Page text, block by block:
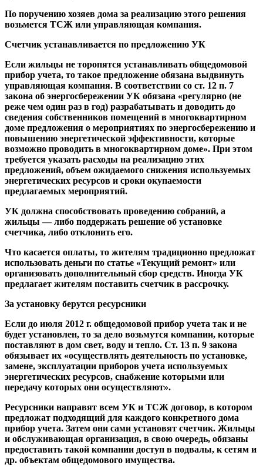
По поручению хозяев дома за реализацию этого решения
возьмется ТСЖ или управляющая компания.
Счетчик устанавливается по предложению УК
Если жильцы не торопятся устанавливать общедомовой
прибор учета, то такое предложение обязана выдвинуть
управляющая компания. В соответствии со ст. 12 п. 7
закона об энергосбережении УК обязана «регулярно (не
реже чем один раз в год) разрабатывать и доводить до
сведения собственников помещений в многоквартирном
доме предложения о мероприятиях по энергосбережению и
повышению энергетической эффективности, которые
возможно проводить в многоквартирном доме». При этом
требуется указать расходы на реализацию этих
предложений, объем ожидаемого снижения используемых
энергетических ресурсов и сроки окупаемости
предлагаемых мероприятий.
УК должна способствовать проведению собраний, а
жильцы — либо поддержать решение об установке
счетчика, либо отклонить его.
Что касается оплаты, то жителям традиционно предложат
использовать деньги по статье «Текущий ремонт» или
организовать дополнительный сбор средств. Иногда УК
предлагает жителям поставить счетчик в рассрочку.
За установку берутся ресурсники
Если до июля 2012 г. общедомовой прибор учета так и не
будет установлен, то за дело возьмутся компании, которые
поставляют в дом свет, воду и тепло. Ст. 13 п. 9 закона
обязывает их «осуществлять деятельность по установке,
замене, эксплуатации приборов учета используемых
энергетических ресурсов, снабжение которыми или
передачу которых они осуществляют».
Ресурсники направят всем УК и ТСЖ договор, в котором
предложат подходящий для каждого конкретного дома
прибор учета. Затем они сами установят счетчик. Жильцы
и обслуживающая организация, в свою очередь, обязаны
предоставить такой компании доступ в подвалы, к сетям и
др. объектам общедомового имущества.